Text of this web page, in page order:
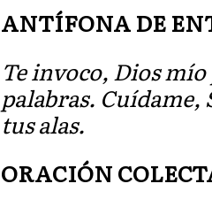
ANTÍFONA DE
Te invoco, Dios
palabras. Cuídame,
tus alas.
ORACIÓN